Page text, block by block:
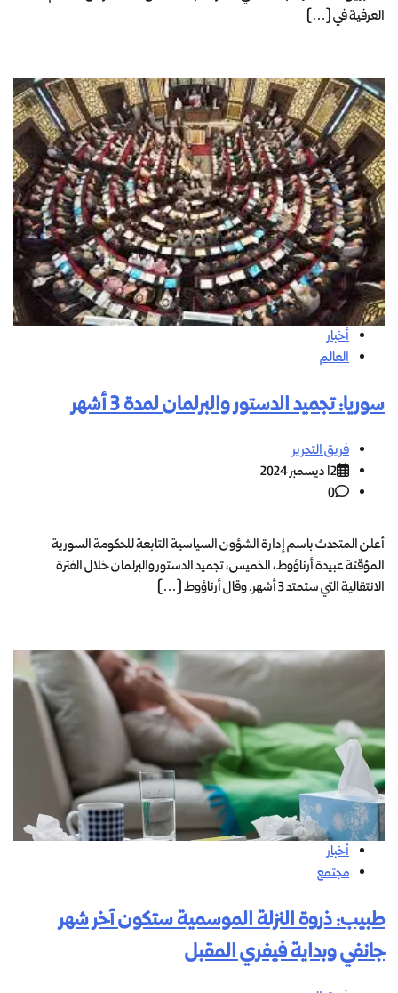
العرفية في […]
أخبار
العالم
سوريا: تجميد الدستور والبرلمان لمدة 3 أشهر
فريق التحرير
12 ديسمبر 2024
0
أعلن المتحدث باسم إدارة الشؤون السياسية التابعة للحكومة السورية
المؤقتة عبيدة أرناؤوط، الخميس، تجميد الدستور والبرلمان خلال الفترة
الانتقالية التي ستمتد 3 أشهر. وقال أرناؤوط […]
أخبار
مجتمع
طبيب: ذروة النزلة الموسمية ستكون آخر شهر
جانفي وبداية فيفري المقبل